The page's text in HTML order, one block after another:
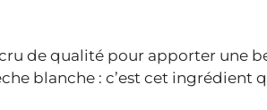
cru de qualité pour apporter une
blanche : c’est cet ingrédient